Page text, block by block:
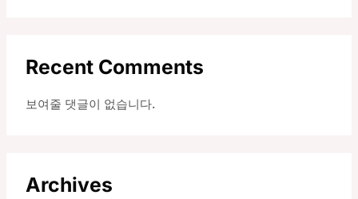
Recent Comments
보여줄 댓글이 없습니다.
Archives